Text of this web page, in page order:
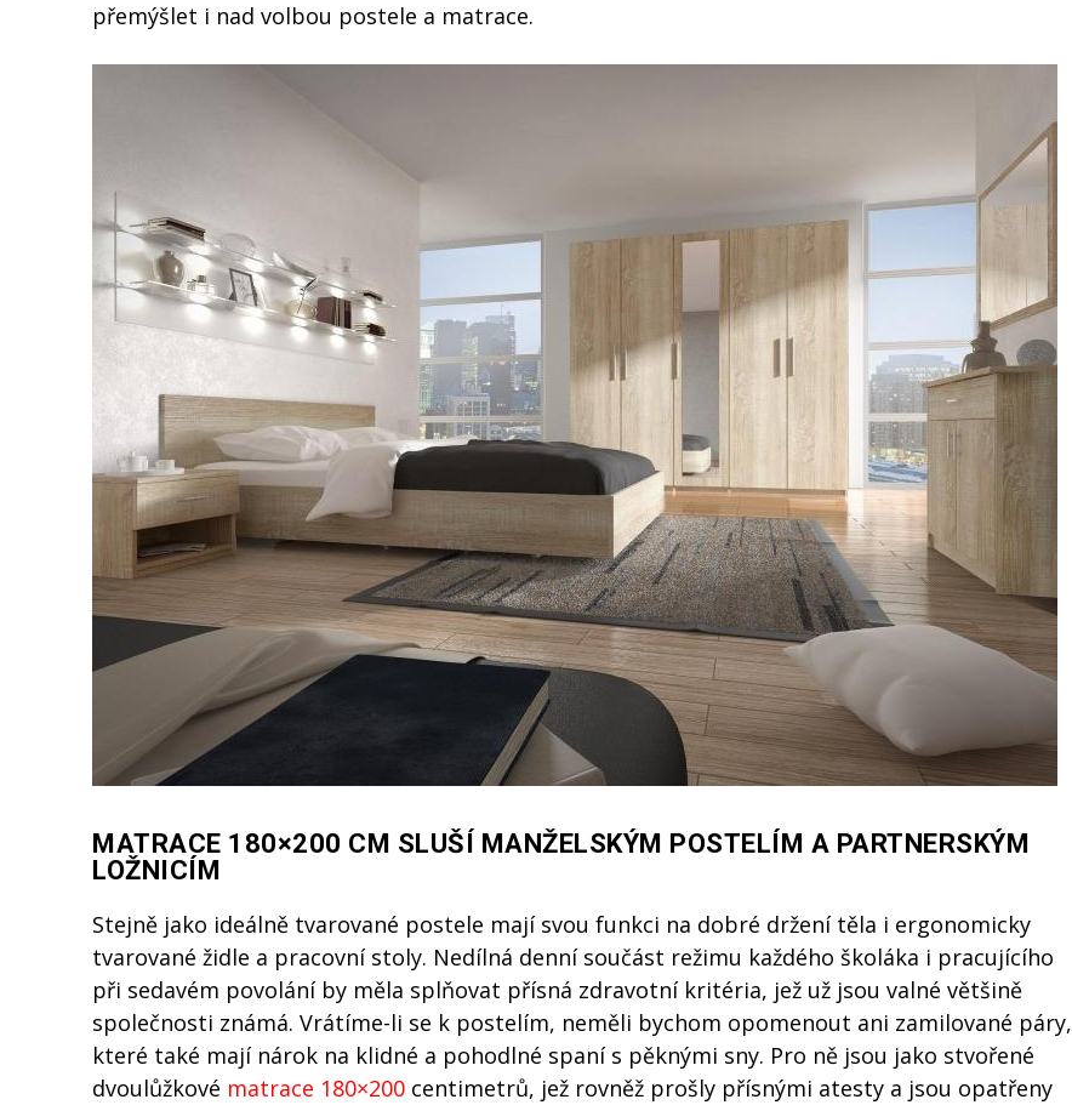
přemýšlet i nad volbou postele a matrace.
MATRACE 180×200 CM SLUŠÍ MANŽELSKÝM POSTELÍM A PARTNERSKÝM
LOŽNICÍM
Stejně jako ideálně tvarované postele mají svou funkci na dobré držení těla i ergonomicky
tvarované židle a pracovní stoly. Nedílná denní součást režimu každého školáka i pracujícího
při sedavém povolání by měla splňovat přísná zdravotní kritéria, jež už jsou valné většině
společnosti známá. Vrátíme-li se k postelím, neměli bychom opomenout ani zamilované páry,
které také mají nárok na klidné a pohodlné spaní s pěknými sny. Pro ně jsou jako stvořené
dvoulůžkové matrace 180×200 centimetrů, jež rovněž prošly přísnými atesty a jsou opatřeny